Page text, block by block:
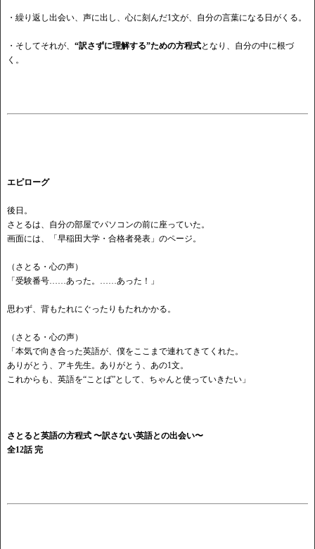
・繰り返し出会い、声に出し、心に刻んだ1文が、自分の言葉になる日がくる。
・そしてそれが、 “訳さずに理解する”ための方程式となり、自分の中に根づ
く。
エピローグ
後日。
さとるは、自分の部屋でパソコンの前に座っていた。
画面には、「早稲田大学・合格者発表」のページ。
（さとる・心の声）
「受験番号 ……あった。……あった！」
思わず、背もたれにぐったりもたれかかる。
（さとる・心の声）
「本気で向き合った英語が、僕をここまで連れてきてくれた。
ありがとう、アキ先生。ありがとう、あの1文。
これからも、英語を“ことば”として、ちゃんと使っていきたい」
さとると英語の方程式 〜訳さない英語との出会い〜
全12話 完